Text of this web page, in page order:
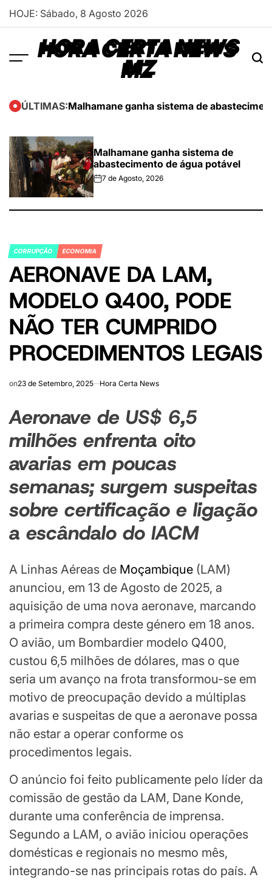
Skip
HOJE: Sábado, 8 Agosto 2026
HORA CERTA NEWS
MZ
ÚLTIMAS:Malhamane ganha sistema de
Malhamane ganha sistema de
abastecimento de água potável
on7 de Agosto, 2026
POSTED
IN
CORRUPÇÃO ECONOMIA
AERONAVE DA LAM,
MODELO Q400, PODE
NÃO TER CUMPRIDO
PROCEDIMENTOS LEGAIS
on23 de Setembro, 2025 Hora Certa News
Aeronave de US$ 6,5
milhões enfrenta oito
avarias em poucas
semanas; surgem suspeitas
sobre certificação e ligação
a escândalo do IACM
A Linhas Aéreas de Moçambique (LAM)
anunciou, em 13 de Agosto de 2025, a
aquisição de uma nova aeronave, marcando
a primeira compra deste género em 18 anos.
O avião, um Bombardier modelo Q400,
custou 6,5 milhões de dólares, mas o que
seria um avanço na frota transformou-se em
motivo de preocupação devido a múltiplas
avarias e suspeitas de que a aeronave possa
não estar a operar conforme os
procedimentos legais.
O anúncio foi feito publicamente pelo líder da
comissão de gestão da LAM, Dane Konde,
durante uma conferência de imprensa.
Segundo a LAM, o avião iniciou operações
domésticas e regionais no mesmo mês,
integrando-se nas principais rotas do país. A